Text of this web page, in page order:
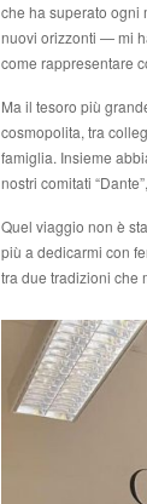
che ha superato ogni
nuovi orizzonti — mi
come rappresentare
Ma il tesoro più
cosmopolita, tra
famiglia. Insieme
nostri comitati
Quel viaggio non è
più a dedicarmi con
tra due tradizioni che